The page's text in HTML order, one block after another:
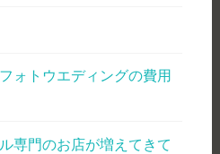
ォトウエディングの費用
専門のお店が増えてきて